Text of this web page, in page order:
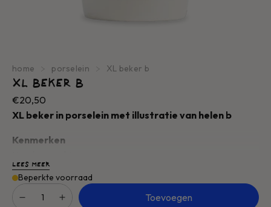
home porselein XL beker b
XL BEKER B
Normale
prijs
€20,50
XL beker in porselein met illustratie van helen b
Kenmerken
Hoogte: 12,00 cm
Diameter: ø 9
Volume: 320 ml
LEES MEER
Beperkte voorraad
Toevoegen